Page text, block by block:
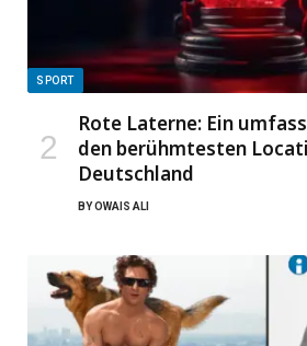
SPORT
Rote Laterne: Ein
den berühmtesten
Deutschland
BYOWAIS ALI